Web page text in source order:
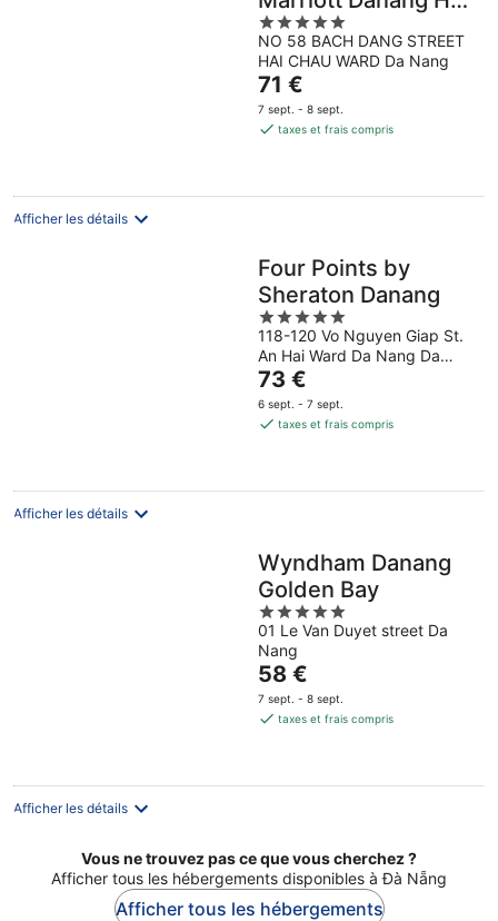
River
5
out
of
5
NO 58 BACH DANG STREET
HAI CHAU WARD Da Nang
Le
prix
est
par
71 €
7 sept. - 8 sept.
taxes et frais compris
Afficher les détails
Four Points by
Sheraton Danang
5
out
of
5
118-120 Vo Nguyen Giap St.
An Hai Ward Da Nang Da
Nang Municipality
Le
prix
est
par
73 €
6 sept. - 7 sept.
taxes et frais compris
Afficher les détails
Wyndham Danang
Golden Bay
5
out
of
5
01 Le Van Duyet street Da
Nang
Le
prix
est
par
58 €
7 sept. - 8 sept.
taxes et frais compris
Afficher les détails
Vous ne trouvez pas ce que vous cherchez ?
Afficher tous les hébergements disponibles à Đà Nẵng
Afficher tous les hébergements